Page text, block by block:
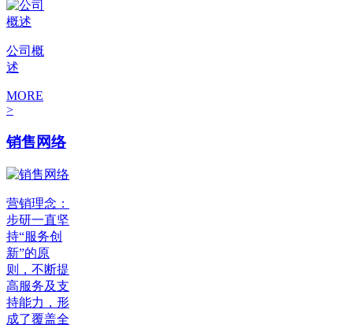
公司概
述
MORE
>
销售网络
营销理念：
步研一直坚
持“服务创
新”的原
则，不断提
高服务及支
持能力，形
成了覆盖全